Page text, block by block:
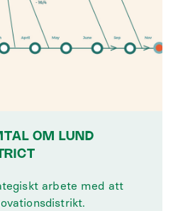
OM LUND
arbete med att